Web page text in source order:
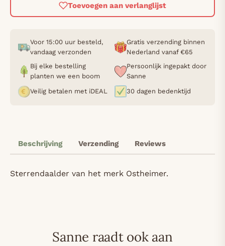
Toevoegen aan verlanglijst
Voor 15:00 uur besteld,
vandaag verzonden
Gratis verzending binnen
Nederland vanaf €65
Bij elke bestelling
planten we een boom
Persoonlijk ingepakt door
Sanne
Veilig betalen met iDEAL
30 dagen bedenktijd
Beschrijving Verzending Reviews
Sterrendaalder van het merk Ostheimer.
Sanne raadt ook aan